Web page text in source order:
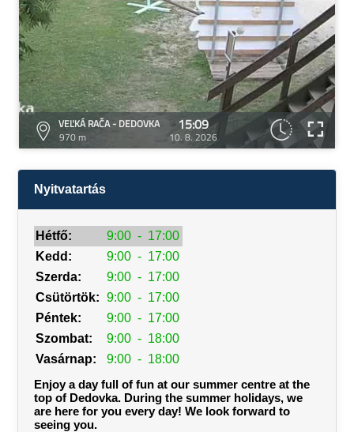
VEĽKÁ RAČA - DEDOVKA
970 m
15:09
10. 8. 2026
Nyitvatartás
Hétfő: 9:00 - 17:00
Kedd:
9:00 - 17:00
Szerda:
9:00 - 17:00
Csütörtök: 9:00 - 17:00
Péntek:
9:00 - 17:00
Szombat:
9:00 - 18:00
Vasárnap:
9:00 - 18:00
Enjoy a day full of fun at our summer centre at the
top of Dedovka. During the summer holidays, we
are here for you every day! We look forward to
seeing you.